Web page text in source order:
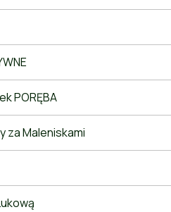
PORĘBA
za Maleniskami